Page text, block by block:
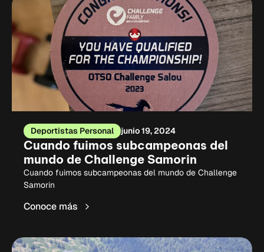
Deportistas Personal junio 19, 2024
Cuando fuimos subcampeonas del
mundo de Challenge Samorin
Cuando fuimos subcampeonas del mundo de Challenge
Samorin
Conoce más